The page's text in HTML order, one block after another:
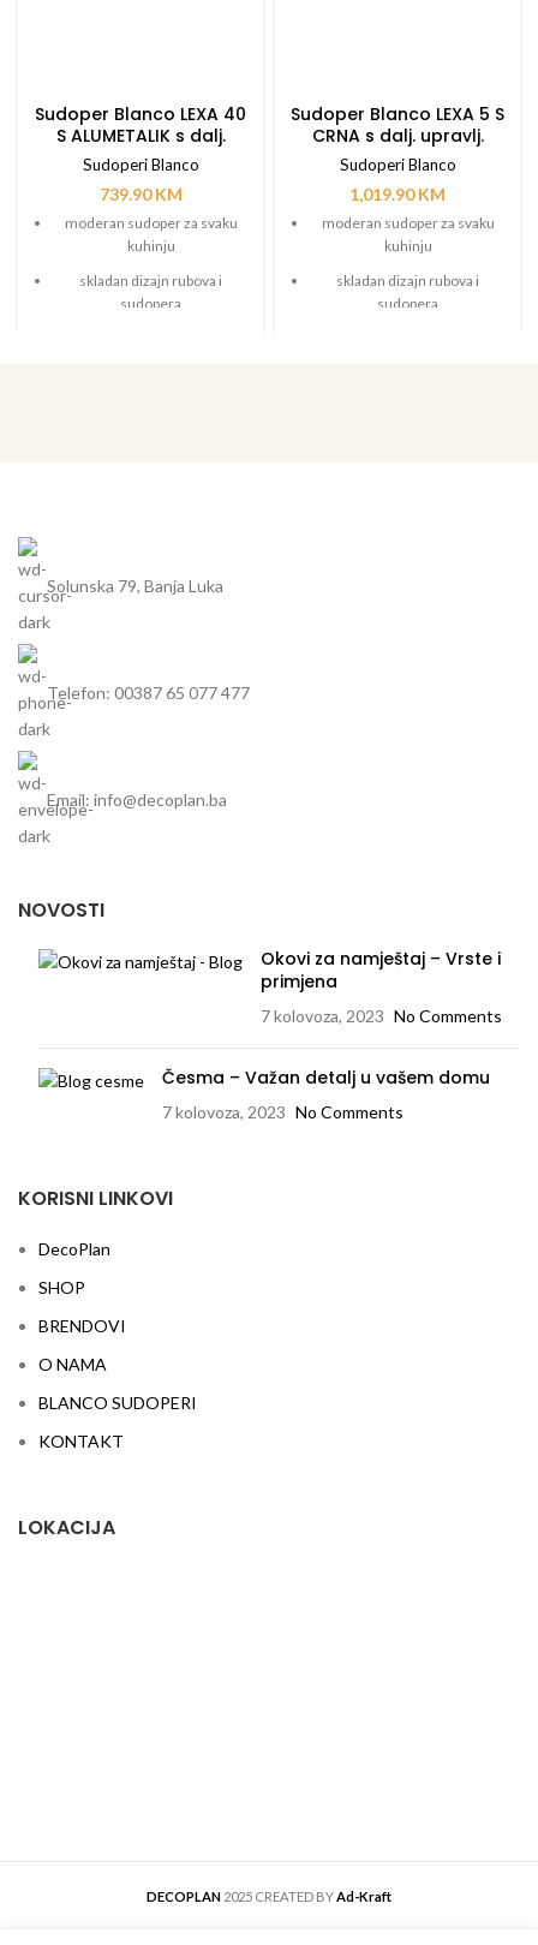
Sudoper Blanco LEXA 40
S ALUMETALIK s dalj.
upravlj.
Sudoperi Blanco
739.90KM
moderan sudoper za svaku
kuhinju
skladan dizajn rubova i
sudopera
Sudoper Blanco LEXA 5 S
CRNA s dalj. upravlj.
Sudoperi Blanco
1,019.90KM
moderan sudoper za svaku
kuhinju
skladan dizajn rubova i
sudopera
Solunska 79, Banja Luka
Telefon: 00387 65 077 477
Email: info@decoplan.ba
NOVOSTI
Okovi za namještaj – Vrste i
primjena
7 kolovoza, 2023 No Comments
Česma – Važan detalj u vašem domu
7 kolovoza, 2023 No Comments
KORISNI LINKOVI
DecoPlan
SHOP
BRENDOVI
O NAMA
BLANCO SUDOPERI
KONTAKT
LOKACIJA
DECOPLAN 2025 CREATED BYAd-Kraft